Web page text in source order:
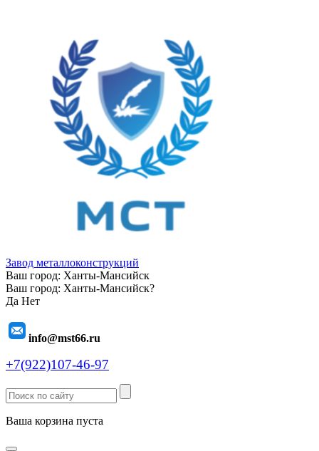
Завод металлоконструкций
Ваш город: Ханты-Мансийск
Ваш город: Ханты-Мансийск?
Да Нет
info@mst66.ru
+7(922)107-46-97
Ваша корзина пуста